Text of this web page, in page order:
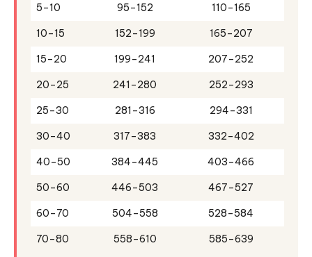
5–10 95–152 110–165
10–15 152–199 165–207
15–20 199–241 207–252
20–25 241–280 252–293
25–30 281–316 294–331
30–40 317–383 332–402
40–50 384–445 403–466
50–60 446–503 467–527
60–70 504–558 528–584
70–80 558–610 585–639